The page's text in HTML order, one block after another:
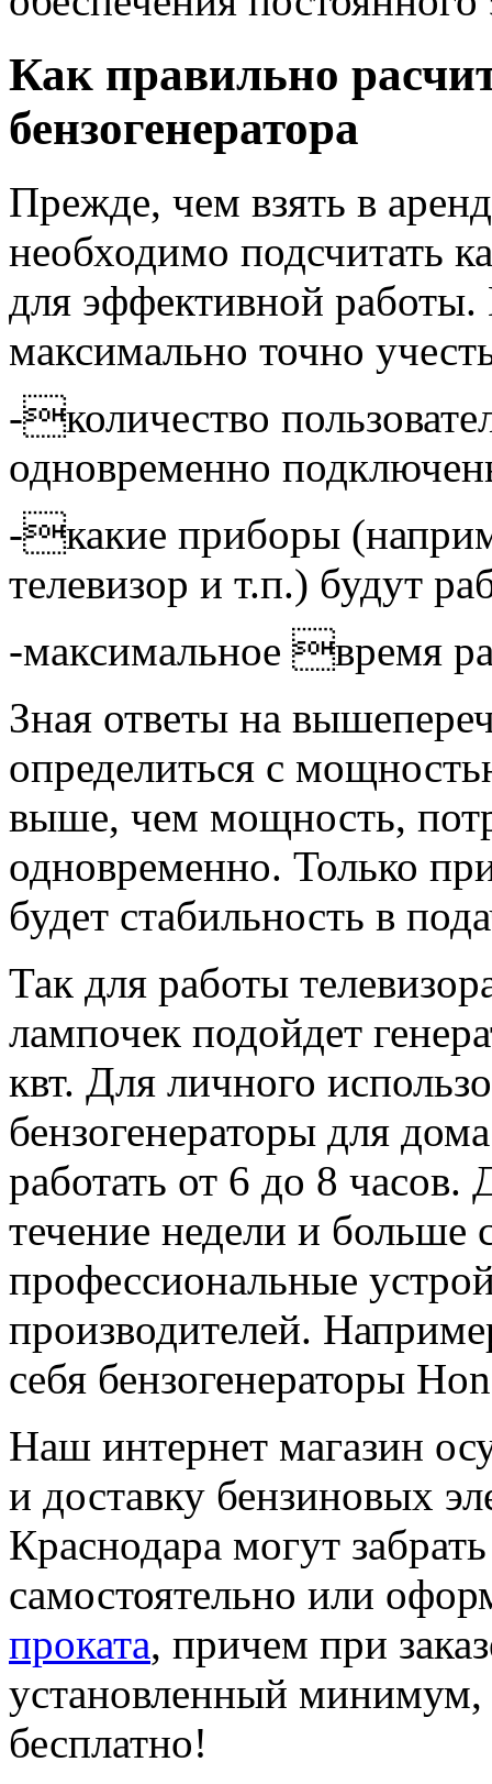
Как правильно
бензогенератора
Прежде, чем взять в
необходимо подсчитать
для эффективной
максимально точно
-количество
одновременно
-какие приборы
телевизор и т.п.) будут
-максимальное время
Зная ответы на
определиться с
выше, чем мощность,
одновременно. Только
будет стабильность в
Так для работы
лампочек подойдет
квт. Для личного
бензогенераторы для
работать от 6 до 8
течение недели и больше
профессиональные
производителей.
себя бензогенераторы
Наш интернет магазин
и доставку бензиновых
Краснодара могут
самостоятельно или
проката, причем при
установленный
бесплатно!